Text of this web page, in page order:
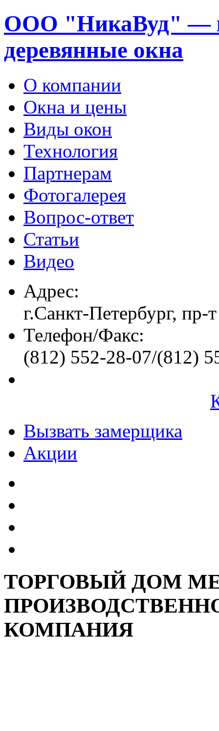
ООО "НикаВуд" —
деревянные окна
О компании
Окна и цены
Виды окон
Технология
Партнерам
Фотогалерея
Вопрос-ответ
Статьи
Видео
Адрес:
г.Санкт-Петербург, пр-
Телефон/Факс:
(812) 552-28-07/(812)
Вызвать замерщика
Акции
ТОРГОВЫЙ ДОМ
КОМПАНИЯ